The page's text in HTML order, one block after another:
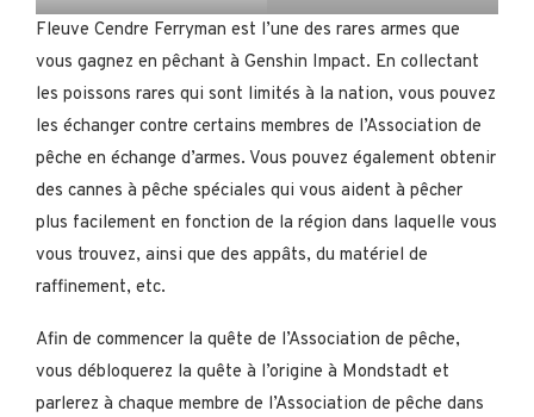
Fleuve Cendre Ferryman est l’une des rares armes que
vous gagnez en pêchant à Genshin Impact. En collectant
les poissons rares qui sont limités à la nation, vous pouvez
les échanger contre certains membres de l’Association de
pêche en échange d’armes. Vous pouvez également obtenir
des cannes à pêche spéciales qui vous aident à pêcher
plus facilement en fonction de la région dans laquelle vous
vous trouvez, ainsi que des appâts, du matériel de
raffinement, etc.
Afin de commencer la quête de l’Association de pêche,
vous débloquerez la quête à l’origine à Mondstadt et
parlerez à chaque membre de l’Association de pêche dans